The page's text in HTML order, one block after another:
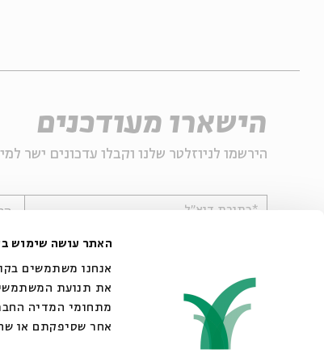
האתר עושה שימוש
את תנועת
מתחומי המדיה
אחר שסיפקתם או
הישארו מעודכנים
הירשמו לניוזלטר שלנו וקבלו עדכונים ישר
*כתובת דוא"ל